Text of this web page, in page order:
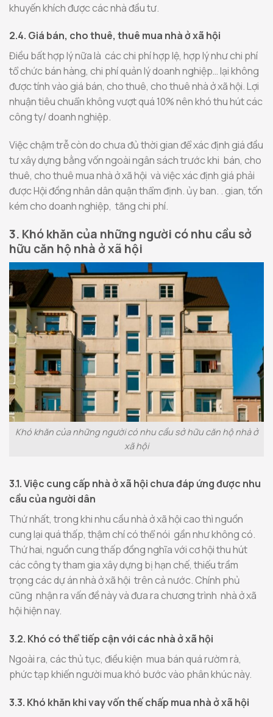
khuyến khích được các nhà đầu tư.
2.4. Giá bán, cho thuê, thuê mua nhà ở xã hội
Điều bất hợp lý nữa là các chi phí hợp lệ, hợp lý như chi phí
tổ chức bán hàng, chi phí quản lý doanh nghiệp… lại không
được tính vào giá bán, cho thuê, cho thuê nhà ở xã hội. Lợi
nhuận tiêu chuẩn không vượt quá 10% nên khó thu hút các
công ty/ doanh nghiệp.
Việc chậm trễ còn do chưa đủ thời gian để xác định giá đầu
tư xây dựng bằng vốn ngoài ngân sách trước khi bán, cho
thuê, cho thuê mua nhà ở xã hội và việc xác định giá phải
được Hội đồng nhân dân quận thẩm định. ủy ban. . gian, tốn
kém cho doanh nghiệp, tăng chi phí.
3. Khó khăn của những người có nhu cầu sở
hữu căn hộ nhà ở xã hội
Khó khăn của những người có nhu cầu sở hữu căn hộ nhà ở
xã hội
3.1. Việc cung cấp nhà ở xã hội chưa đáp ứng được nhu
cầu của người dân
Thứ nhất, trong khi nhu cầu nhà ở xã hội cao thì nguồn
cung lại quá thấp, thậm chí có thể nói gần như không có.
Thứ hai, nguồn cung thấp đồng nghĩa với cơ hội thu hút
các công ty tham gia xây dựng bị hạn chế, thiếu trầm
trọng các dự án nhà ở xã hội trên cả nước. Chính phủ
cũng nhận ra vấn đề này và đưa ra chương trình nhà ở xã
hội hiện nay.
3.2. Khó có thể tiếp cận với các nhà ở xã hội
Ngoài ra, các thủ tục, điều kiện mua bán quá rườm rà,
phức tạp khiến người mua khó bước vào phân khúc này.
3.3. Khó khăn khi vay vốn thế chấp mua nhà ở xã hội